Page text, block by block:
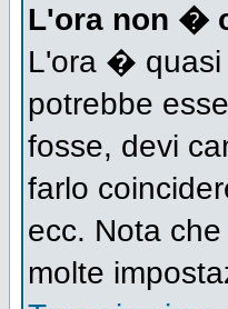
L'ora non �
L'ora � quasi
potrebbe
fosse, devi
farlo
ecc. Nota
molte